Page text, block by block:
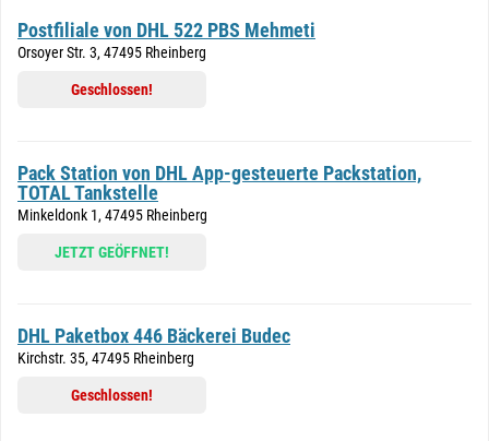
Postfiliale von DHL 522 PBS Mehmeti
Orsoyer Str. 3, 47495 Rheinberg
Geschlossen!
Pack Station von DHL App-gesteuerte Packstation,
TOTAL Tankstelle
Minkeldonk 1, 47495 Rheinberg
JETZT GEÖFFNET!
DHL Paketbox 446 Bäckerei Budec
Kirchstr. 35, 47495 Rheinberg
Geschlossen!